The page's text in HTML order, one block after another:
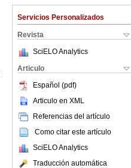
Servicios Personalizados
Revista
SciELO Analytics
Articulo
Español (pdf)
Articulo en XML
Referencias del artículo
Como citar este artículo
SciELO Analytics
Traducción automática